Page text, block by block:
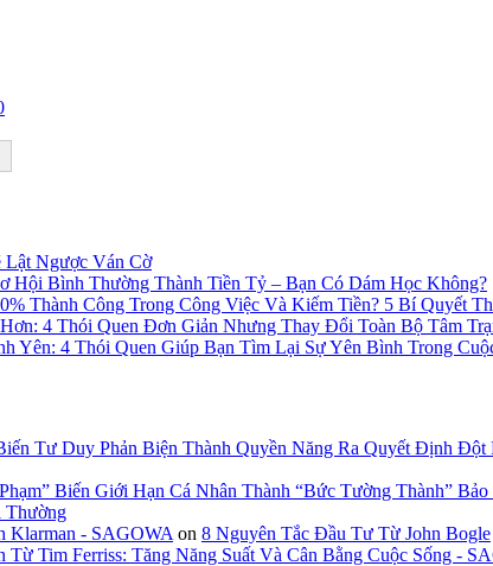
Lật Ngược Ván Cờ
Hội Bình Thường Thành Tiền Tỷ – Bạn Có Dám Học Không?
Thành Công Trong Công Việc Và Kiếm Tiền? 5 Bí Quyết
4 Thói Quen Đơn Giản Nhưng Thay Đổi Toàn Bộ Tâm
Yên: 4 Thói Quen Giúp Bạn Tìm Lại Sự Yên Bình Trong
Tư Duy Phản Biện Thành Quyền Năng Ra Quyết Định Đột
Biến Giới Hạn Cá Nhân Thành “Bức Tường Thành”
Thường
Klarman - SAGOWA on 8 Nguyên Tắc Đầu Tư Từ John Bogle
Tim Ferriss: Tăng Năng Suất Và Cân Bằng Cuộc Sống -